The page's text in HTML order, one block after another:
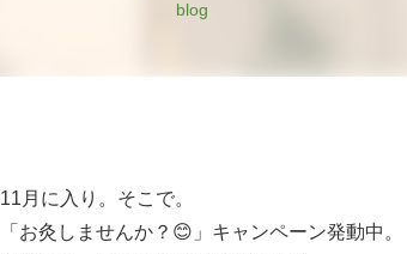
blog
11月に入り。そこで。
「お灸しませんか？😊」キャンペーン発動中。